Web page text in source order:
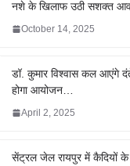
नशे के खिलाफ उठी सशक्त
October 14, 2025
डॉ. कुमार विश्वास कल आएंगे
होगा आयोजन…
April 2, 2025
सेंट्रल जेल रायपुर में कैदियों के